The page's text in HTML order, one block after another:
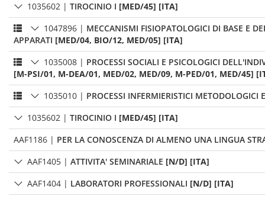
1035602 | TIROCINIO I [MED/45] [ITA]
1047896 | MECCANISMI FISIOPATOLOGICI DI BASE E
APPARATI [MED/04, BIO/12, MED/05] [ITA]
1035008 | PROCESSI SOCIALI E PSICOLOGICI
[M-PSI/01, M-DEA/01, MED/02, MED/09, M-PED/01, MED/45]
1035010 | PROCESSI INFERMIERISTICI METODOLOGICI
1035602 | TIROCINIO I [MED/45] [ITA]
AAF1186 | PER LA CONOSCENZA DI ALMENO UNA LINGUA
AAF1405 | ATTIVITA' SEMINARIALE [N/D] [ITA]
AAF1404 | LABORATORI PROFESSIONALI [N/D] [ITA]